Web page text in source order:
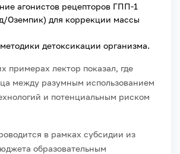
агонистов рецепторов ГПП-1
Оземпик) для коррекции массы
детоксикации организма.
примерах лектор показал, где
между разумным использованием
и потенциальным риском
в рамках субсидии из
образовательным